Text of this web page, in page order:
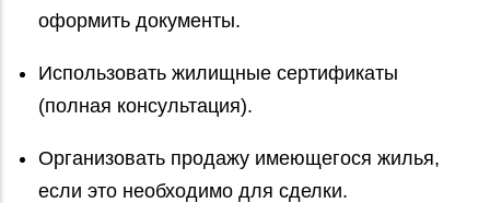
оформить документы.
Использовать жилищные сертификаты
(полная консультация).
Организовать продажу имеющегося жилья,
если это необходимо для сделки.